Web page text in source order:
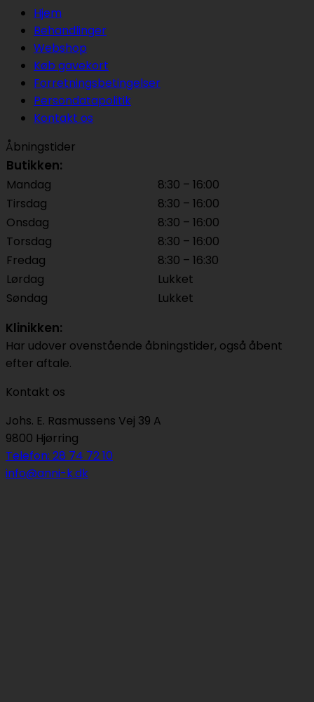
Hjem
Behandlinger
Webshop
Køb gavekort
Forretningsbetingelser
Persondatapolitik
Kontakt os
Åbningstider
Butikken:
Mandag
8:30 – 16:00
Tirsdag
8:30 – 16:00
Onsdag
8:30 – 16:00
Torsdag
8:30 – 16:00
Fredag
8:30 – 16:30
Lørdag
Lukket
Søndag
Lukket
Klinikken:
Har udover ovenstående åbningstider, også åbent
efter aftale.
Kontakt os
Johs. E. Rasmussens Vej 39 A
9800 Hjørring
Telefon: 28 74 72 10
info@anni-k.dk